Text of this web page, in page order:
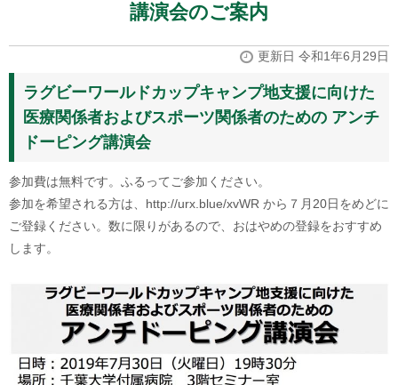
講演会のご案内
更新日 令和1年6月29日
ラグビーワールドカップキャンプ地支援に向けた
医療関係者およびスポーツ関係者のための アンチ
ドーピング講演会
参加費は無料です。ふるってご参加ください。
参加を希望される方は、http://urx.blue/xvWR から７月20日をめどに
ご登録ください。数に限りがあるので、おはやめの登録をおすすめ
します。